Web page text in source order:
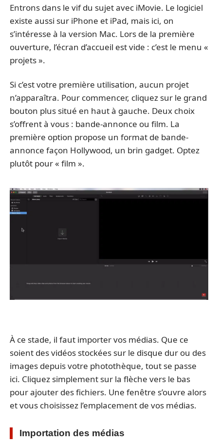
Entrons dans le vif du sujet avec iMovie. Le logiciel
existe aussi sur iPhone et iPad, mais ici, on
s’intéresse à la version Mac. Lors de la première
ouverture, l’écran d’accueil est vide : c’est le menu «
projets ».
Si c’est votre première utilisation, aucun projet
n’apparaîtra. Pour commencer, cliquez sur le grand
bouton plus situé en haut à gauche. Deux choix
s’offrent à vous : bande-annonce ou film. La
première option propose un format de bande-
annonce façon Hollywood, un brin gadget. Optez
plutôt pour « film ».
À ce stade, il faut importer vos médias. Que ce
soient des vidéos stockées sur le disque dur ou des
images depuis votre photothèque, tout se passe
ici. Cliquez simplement sur la flèche vers le bas
pour ajouter des fichiers. Une fenêtre s’ouvre alors
et vous choisissez l’emplacement de vos médias.
Importation des médias